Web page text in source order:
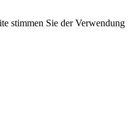
stimmen Sie der Verwendung